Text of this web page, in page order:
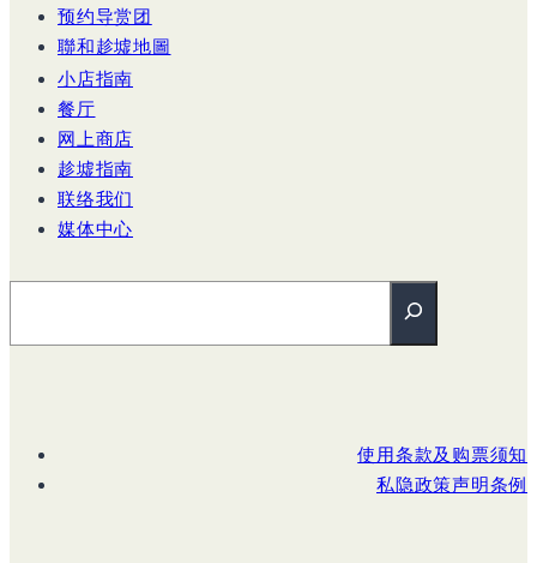
预约导赏团
聯和趁墟地圖
小店指南
餐厅
网上商店
趁墟指南
联络我们
媒体中心
使用条款及购票须知
私隐政策声明条例